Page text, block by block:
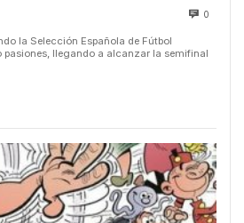
0
la Selección Española de Fútbol
pasiones, llegando a alcanzar la semifinal